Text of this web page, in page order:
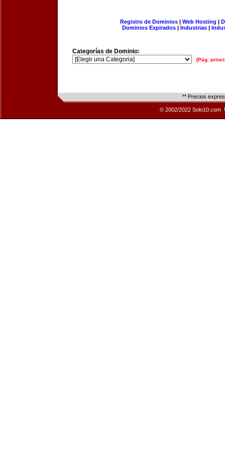
Registro de Dominios| Web Hosting |
Dominios Expirados | Industrias |
Categorías de Dominio:
[Pág.
** Precios
© 2002/2022 Solo10.com